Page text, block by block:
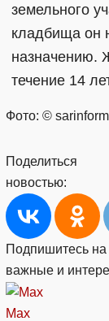
земельного
кладбища он
назначению.
течение 14
Фото: ©
Поделиться
новостью:
Подпишитесь
важные и
Max